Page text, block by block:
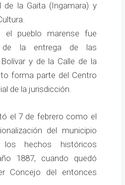
de la Gaita (Ingamara) y
el pueblo marense fue
de la entrega de las
y de la Calle de la
forma parte del Centro
de la jurisdicción.
el 7 de febrero como el
del municipio
hechos históricos
1887, cuando quedó
Concejo del entonces